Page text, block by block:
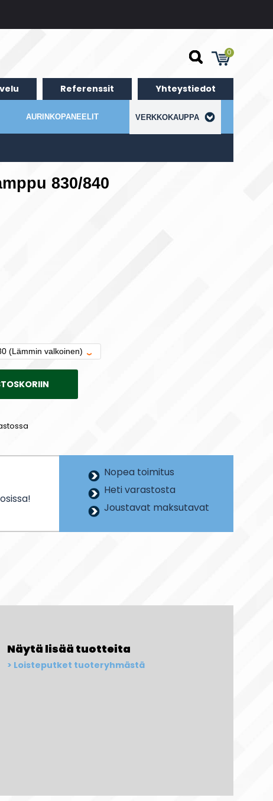
0
Referenssit Yhteystiedot
AURINKOPANEELIT VERKKOKAUPPA
830/840
Nopea toimitus
Heti varastosta
Joustavat maksutavat
Näytä lisää tuotteita
Loisteputket tuoteryhmästä